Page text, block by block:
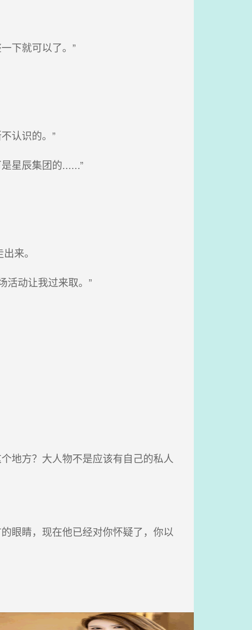
下就可以了。”
认识的。”
星辰集团的......”
来。
活动让我过来取。”
地方？大人物不是应该有自己的私人
眼睛，现在他已经对你怀疑了，你以